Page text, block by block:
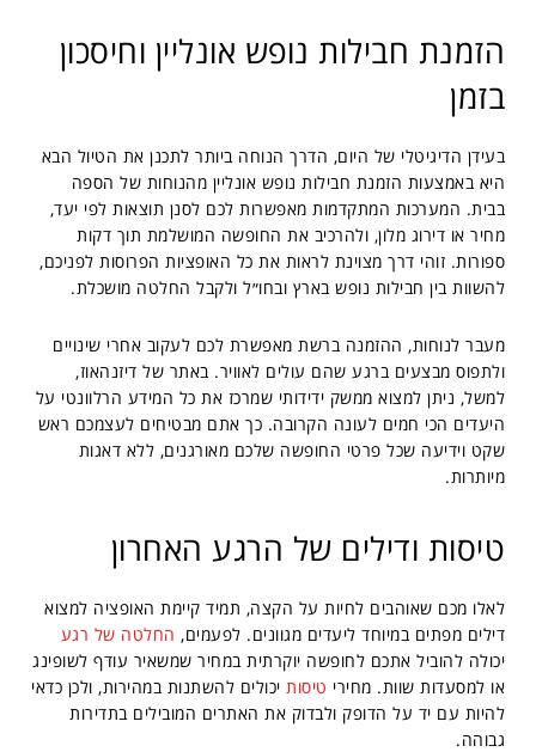
הזמנת חבילות נופש אונליין וחיסכון
בזמן
בעידן הדיגיטלי של היום, הדרך הנוחה ביותר לתכנן את הטיול הבא
היא באמצעות הזמנת חבילות נופש אונליין מהנוחות של הספה
בבית. המערכות המתקדמות מאפשרות לכם לסנן תוצאות לפי יעד,
מחיר או דירוג מלון, ולהרכיב את החופשה המושלמת תוך דקות
ספורות. זוהי דרך מצוינת לראות את כל האופציות הפרוסות לפניכם,
להשוות בין חבילות נופש בארץ ובחו״ל ולקבל החלטה מושכלת.
מעבר לנוחות, ההזמנה ברשת מאפשרת לכם לעקוב אחרי שינויים
ולתפוס מבצעים ברגע שהם עולים לאוויר. באתר של דיזנהאוז,
למשל, ניתן למצוא ממשק ידידותי שמרכז את כל המידע הרלוונטי על
היעדים הכי חמים לעונה הקרובה. כך אתם מבטיחים לעצמכם ראש
שקט וידיעה שכל פרטי החופשה שלכם מאורגנים, ללא דאגות
מיותרות.
טיסות ודילים של הרגע האחרון
לאלו מכם שאוהבים לחיות על הקצה, תמיד קיימת האופציה למצוא
דילים מפתים במיוחד ליעדים מגוונים. לפעמים, החלטה של רגע
יכולה להוביל אתכם לחופשה יוקרתית במחיר שמשאיר עודף לשופינג
או למסעדות שוות. מחירי טיסות יכולים להשתנות במהירות, ולכן כדאי
להיות עם יד על הדופק ולבדוק את האתרים המובילים בתדירות
גבוהה.